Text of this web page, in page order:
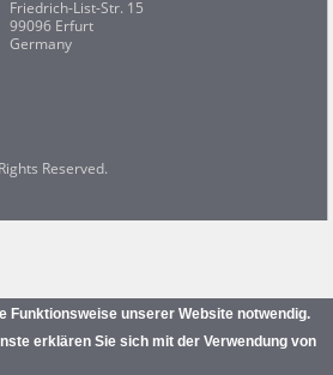
Friedrich-List-Str. 15
99096 Erfurt
Germany
Reserved.
Funktionsweise unserer Website notwendig.
erklären Sie sich mit der Verwendung von